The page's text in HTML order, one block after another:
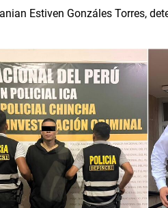
Estiven Gonzáles Torres,